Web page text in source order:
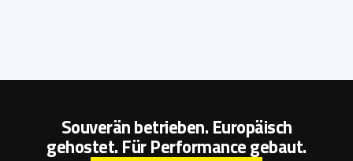
Souverän betrieben. Europäisch
gehostet. Für Performance gebaut.